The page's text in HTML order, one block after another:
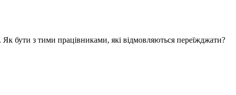
бути з тими працівниками, які відмовляються переїжджати?